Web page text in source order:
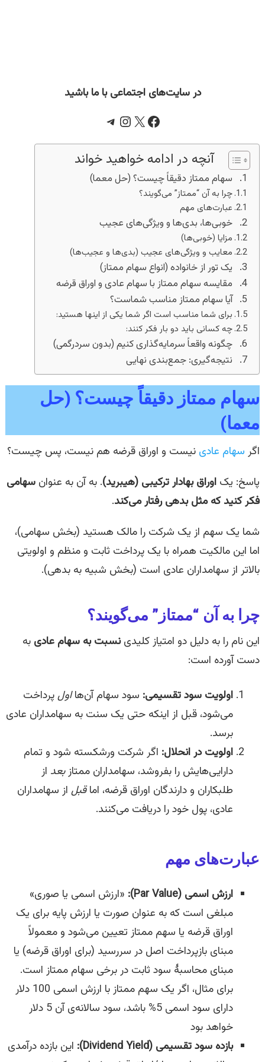
در سایت‌های اجتماعی با ما باشید
Facebook
X
Instagram
Telegram
آنچه در ادامه خواهید خواند
سهام ممتاز دقیقاً چیست؟ (حل معما)
چرا به آن “ممتاز” می‌گویند؟
عبارت‌های مهم
خوبی‌ها، بدی‌ها و ویژگی‌های عجیب
مزایا (خوبی‌ها)
معایب و ویژگی‌های عجیب (بدی‌ها و عجیب‌ها)
یک تور از خانواده (انواع سهام ممتاز)
مقایسه سهام ممتاز با سهام عادی و اوراق قرضه
آیا سهام ممتاز مناسب شماست؟
برای شما مناسب است اگر شما یکی از اینها هستید:
چه کسانی باید دو بار فکر کنند:
چگونه واقعاً سرمایه‌گذاری کنیم (بدون سردرگمی)
نتیجه‌گیری: جمع‌بندی نهایی
سهام ممتاز دقیقاً چیست؟ (حل
معما)
اگر سهام عادی نیست و اوراق قرضه هم نیست، پس چیست؟
پاسخ: یک اوراق بهادار ترکیبی (هیبرید). به آن به عنوان سهامی
فکر کنید که مثل بدهی رفتار می‌کند.
شما یک سهم از یک شرکت را مالک هستید (بخش سهامی)،
اما این مالکیت همراه با یک پرداخت ثابت و منظم و اولویتی
بالاتر از سهامداران عادی است (بخش شبیه به بدهی).
چرا به آن “ممتاز” می‌گویند؟
این نام را به دلیل دو امتیاز کلیدینسبت به سهام عادی به
دست آورده است:
اولویت سود تقسیمی: سود سهام آن‌هااولپرداخت
می‌شود، قبل از اینکه حتی یک سنت به سهامداران عادی
برسد.
اولویت در انحلال: اگر شرکت ورشکسته شود و تمام
دارایی‌هایش را بفروشد، سهامداران ممتازبعد از
طلبکاران و دارندگان اوراق قرضه، اماقبلاز سهامداران
عادی، پول خود را دریافت می‌کنند.
عبارت‌های مهم
ارزش اسمی (Par Value):
«ارزش اسمی یا صوری»
مبلغی است که به عنوان صورت یا ارزش پایه برای یک
اوراق قرضه یا سهم ممتاز تعیین می‌شود و معمولاً
مبنای بازپرداخت اصل در سررسید (برای اوراق قرضه) یا
مبنای محاسبهٔ سود ثابت در برخی سهام ممتاز است.
برای مثال، اگر یک سهم ممتاز با ارزش اسمی 100 دلار
دارای سود اسمی 5% باشد، سود سالانه‌ی آن 5 دلار
خواهد بود
بازده سود تقسیمی (Dividend Yield):
این بازده درآمدی